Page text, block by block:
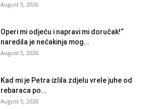
August 5, 2026
Operi mi odjeću i napravi mi doručak!“
naredila je nećakinja mog...
August 5, 2026
Kad mi je Petra izlila zdjelu vrele juhe od
rebaraca po...
August 5, 2026